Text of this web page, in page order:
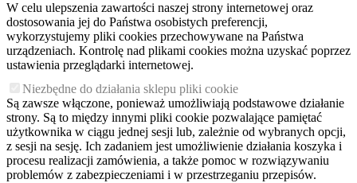
W celu ulepszenia zawartości naszej strony internetowej oraz
dostosowania jej do Państwa osobistych preferencji,
wykorzystujemy pliki cookies przechowywane na Państwa
urządzeniach. Kontrolę nad plikami cookies można uzyskać poprzez
ustawienia przeglądarki internetowej.
Niezbędne do działania sklepu pliki cookie
Są zawsze włączone, ponieważ umożliwiają podstawowe działanie
strony. Są to między innymi pliki cookie pozwalające pamiętać
użytkownika w ciągu jednej sesji lub, zależnie od wybranych opcji,
z sesji na sesję. Ich zadaniem jest umożliwienie działania koszyka i
procesu realizacji zamówienia, a także pomoc w rozwiązywaniu
problemów z zabezpieczeniami i w przestrzeganiu przepisów.